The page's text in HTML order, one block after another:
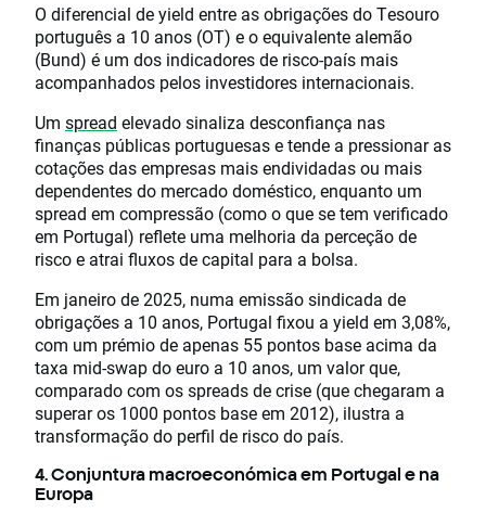
O diferencial de yield entre as obrigações do Tesouro
português a 10 anos (OT) e o equivalente alemão
(Bund) é um dos indicadores de risco-país mais
acompanhados pelos investidores internacionais.
Um spread elevado sinaliza desconfiança nas
finanças públicas portuguesas e tende a pressionar as
cotações das empresas mais endividadas ou mais
dependentes do mercado doméstico, enquanto um
spread em compressão (como o que se tem verificado
em Portugal) reflete uma melhoria da perceção de
risco e atrai fluxos de capital para a bolsa.
Em janeiro de 2025, numa emissão sindicada de
obrigações a 10 anos, Portugal fixou a yield em 3,08%,
com um prémio de apenas 55 pontos base acima da
taxa mid-swap do euro a 10 anos, um valor que,
comparado com os spreads de crise (que chegaram a
superar os 1000 pontos base em 2012), ilustra a
transformação do perfil de risco do país.
4. Conjuntura macroeconómica em Portugal e na
Europa